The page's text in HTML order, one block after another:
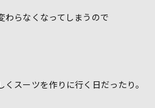
わらなくなってしまうので
スーツを作りに行く日だったり。